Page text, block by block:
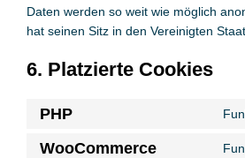
Daten werden so weit wie möglich
hat seinen Sitz in den Vereinigten
6. Platzierte Cookies
PHP
WooCommerce